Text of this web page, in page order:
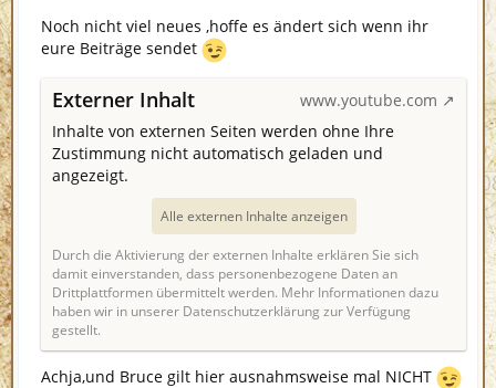
Noch nicht viel neues ,hoffe es ändert sich wenn ihr
eure Beiträge sendet
Externer Inhalt
www.youtube.com
Inhalte von externen Seiten werden ohne Ihre
Zustimmung nicht automatisch geladen und
angezeigt.
Alle externen Inhalte anzeigen
Durch die Aktivierung der externen Inhalte erklären Sie sich
damit einverstanden, dass personenbezogene Daten an
Drittplattformen übermittelt werden. Mehr Informationen dazu
haben wir in unserer Datenschutzerklärung zur Verfügung
gestellt.
Achja,und Bruce gilt hier ausnahmsweise mal NICHT